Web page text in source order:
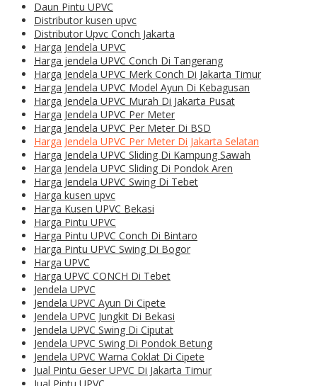
Daun Pintu UPVC
Distributor kusen upvc
Distributor Upvc Conch Jakarta
Harga Jendela UPVC
Harga jendela UPVC Conch Di Tangerang
Harga Jendela UPVC Merk Conch Di Jakarta Timur
Harga Jendela UPVC Model Ayun Di Kebagusan
Harga Jendela UPVC Murah Di Jakarta Pusat
Harga Jendela UPVC Per Meter
Harga Jendela UPVC Per Meter Di BSD
Harga Jendela UPVC Per Meter Di Jakarta Selatan
Harga Jendela UPVC Sliding Di Kampung Sawah
Harga Jendela UPVC Sliding Di Pondok Aren
Harga Jendela UPVC Swing Di Tebet
Harga kusen upvc
Harga Kusen UPVC Bekasi
Harga Pintu UPVC
Harga Pintu UPVC Conch Di Bintaro
Harga Pintu UPVC Swing Di Bogor
Harga UPVC
Harga UPVC CONCH Di Tebet
Jendela UPVC
Jendela UPVC Ayun Di Cipete
Jendela UPVC Jungkit Di Bekasi
Jendela UPVC Swing Di Ciputat
Jendela UPVC Swing Di Pondok Betung
Jendela UPVC Warna Coklat Di Cipete
Jual Pintu Geser UPVC Di Jakarta Timur